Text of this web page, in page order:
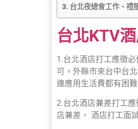
台北夜總會工作、禮
台北KTV
1.台北酒店打工應徵
可，外縣市來台中台
連應用生活費都有困
2.台北酒店兼差打工
店兼差， 酒店打工面